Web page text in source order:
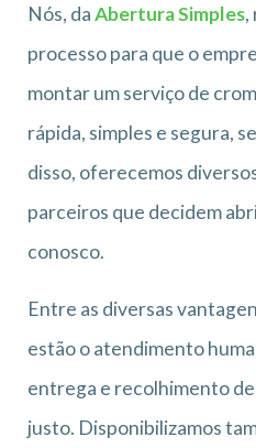
Nós, daAbertura Simples,
processo para que o
montar um serviço de
rápida, simples e segura,
disso, oferecemos
parceiros que decidem
conosco.
Entre as diversas
estão o atendimento
entrega e recolhimento
justo. Disponibilizamos